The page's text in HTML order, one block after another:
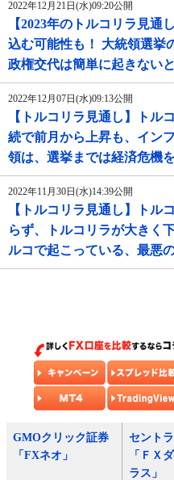
2022年12月21日(水)09:20公開
【2023年のトルコリラ見通
込む可能性も！ 大統領選挙
政権交代は簡単に起きない
2022年12月07日(水)09:13公開
【トルコリラ見通し】トル
続で前月から上昇も、イン
領は、選挙までは経済危機
2022年11月30日(水)14:39公開
【トルコリラ見通し】トル
らず、トルコリラが大きく
ルコで起こっている、最悪
GMOクリック証券
「FXネオ」
セント
「ＦＸ
ラス」